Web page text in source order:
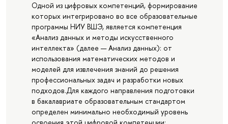
Одной из цифровых компетенций, формирование
которых интегрировано во все образовательные
программы НИУ ВШЭ, является компетенция
«Анализ данных и методы искусственного
интеллекта» (далее — Анализ данных): от
использования математических методов и
моделей для извлечения знаний до решения
профессиональных задач и разработки новых
подходов.Для каждого направления подготовки
в бакалавриате образовательным стандартом
определен минимально необходимый уровень